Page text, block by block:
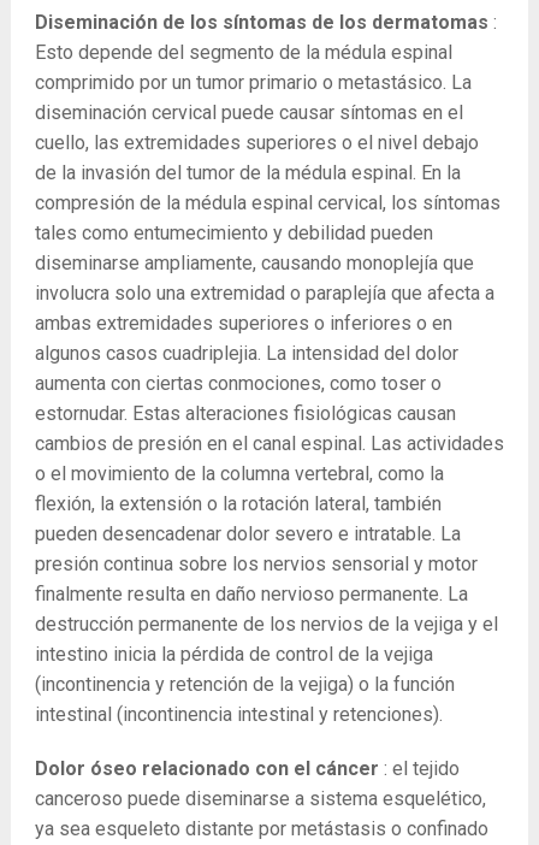
Diseminación de los síntomas de los dermatomas :
Esto depende del segmento de la médula espinal
comprimido por un tumor primario o metastásico. La
diseminación cervical puede causar síntomas en el
cuello, las extremidades superiores o el nivel debajo
de la invasión del tumor de la médula espinal. En la
compresión de la médula espinal cervical, los síntomas
tales como entumecimiento y debilidad pueden
diseminarse ampliamente, causando monoplejía que
involucra solo una extremidad o paraplejía que afecta a
ambas extremidades superiores o inferiores o en
algunos casos cuadriplejia. La intensidad del dolor
aumenta con ciertas conmociones, como toser o
estornudar. Estas alteraciones fisiológicas causan
cambios de presión en el canal espinal. Las actividades
o el movimiento de la columna vertebral, como la
flexión, la extensión o la rotación lateral, también
pueden desencadenar dolor severo e intratable. La
presión continua sobre los nervios sensorial y motor
finalmente resulta en daño nervioso permanente. La
destrucción permanente de los nervios de la vejiga y el
intestino inicia la pérdida de control de la vejiga
(incontinencia y retención de la vejiga) o la función
intestinal (incontinencia intestinal y retenciones).
Dolor óseo relacionado con el cáncer : el tejido
canceroso puede diseminarse a sistema esquelético,
ya sea esqueleto distante por metástasis o confinado